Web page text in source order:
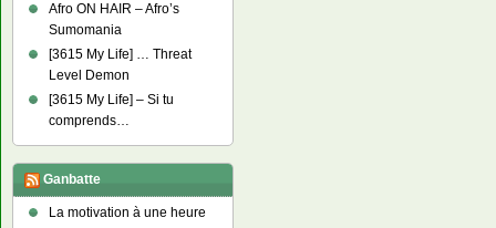
Afro ON HAIR – Afro’s
Sumomania
[3615 My Life] … Threat
Level Demon
[3615 My Life] – Si tu
comprends…
Ganbatte
La motivation à une heure